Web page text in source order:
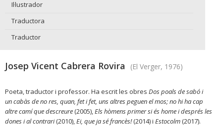
Il·lustrador
Traductora
Traductor
Josep Vicent Cabrera Rovira (El Verger, 1976)
Poeta, traductor i professor. Ha escrit les obres Dos poals de sabó i
uncabàs de no res, quan, fet i fet, uns altres peguen el mos; no hi ha cap
altrecamí que descreure(2005),Els hòmens primer si és home i després les
donesi al contrari(2010),Ei, que ja sé francès!(2014) i Estocolm(2017).